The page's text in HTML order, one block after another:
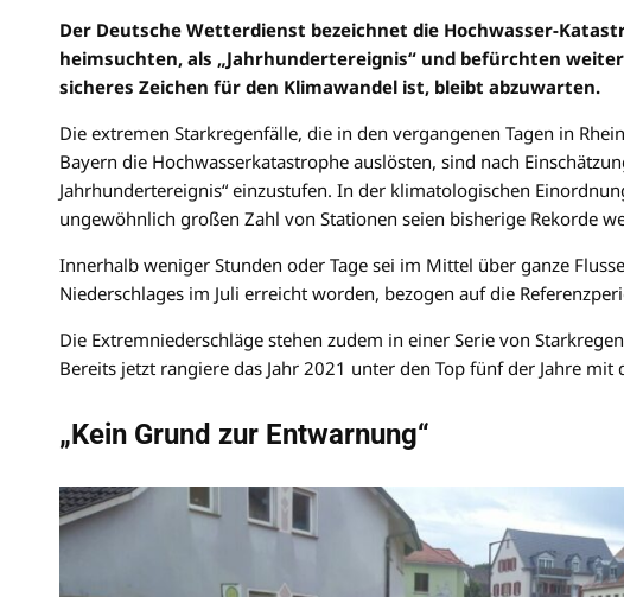
Der Deutsche Wetterdienst bezeichnet die Hochwasser-
heimsuchten, als „Jahrhundertereignis“ und befürchten
sicheres Zeichen für den Klimawandel ist, bleibt abzuwarten.
Die extremen Starkregenfälle, die in den vergangenen Tagen in
Bayern die Hochwasserkatastrophe auslösten, sind nach
Jahrhundertereignis“ einzustufen. In der klimatologischen
ungewöhnlich großen Zahl von Stationen seien bisherige Rekorde
Innerhalb weniger Stunden oder Tage sei im Mittel über ganze
Niederschlages im Juli erreicht worden, bezogen auf die
Die Extremniederschläge stehen zudem in einer Serie von
Bereits jetzt rangiere das Jahr 2021 unter den Top fünf der Jahre
„Kein Grund zur Entwarnung“